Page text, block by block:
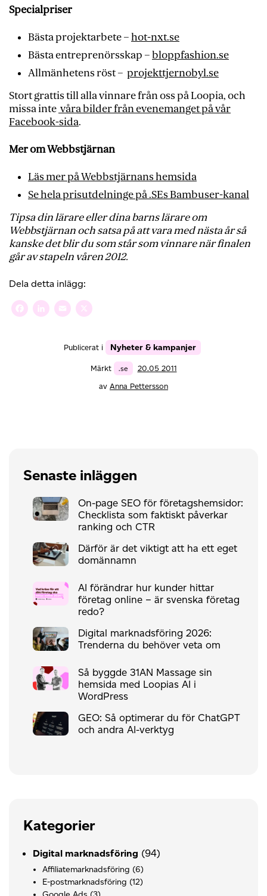
Specialpriser
Bästa projektarbete –hot-nxt.se
Bästa entreprenörsskap –bloppfashion.se
Allmänhetens röst – projekttjernobyl.se
Stort grattis till alla vinnare från oss på Loopia, och
missa inte våra bilder från evenemanget på vår
Facebook-sida.
Mer om Webbstjärnan
Läs mer på Webbstjärnans hemsida
Se hela prisutdelninge på .SEs Bambuser-kanal
Tipsa din lärare eller dina barns lärare om
Webbstjärnan och satsa på att vara med nästa år så
kanske det blir du som står som vinnare när finalen
går av stapeln våren 2012.
Dela detta inlägg:
Facebook
LinkedIn
Email
Publicerat i Nyheter & kampanjer
Märkt .se
20.05 2011
av Anna Pettersson
Senaste inläggen
On-page SEO för företagshemsidor:
Checklista som faktiskt påverkar
ranking och CTR
Därför är det viktigt att ha ett eget
domännamn
AI förändrar hur kunder hittar
företag online – är svenska företag
redo?
Digital marknadsföring 2026:
Trenderna du behöver veta om
Så byggde 31AN Massage sin
hemsida med Loopias AI i
WordPress
GEO: Så optimerar du för ChatGPT
och andra AI-verktyg
Kategorier
Digital marknadsföring (94)
Affiliatemarknadsföring (6)
E-postmarknadsföring (12)